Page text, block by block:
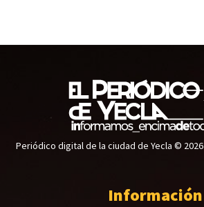
Periódico digital de la ciudad de Yecla © 2026
Información